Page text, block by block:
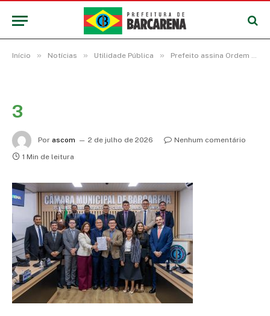
Início » Notícias » Utilidade Pública » Prefeito assina Ordem de Serviço para construção da nova Câmara Municipal de Barcarena
3
Por ascom 2 de julho de 2026
Nenhum comentário
1 Min de leitura